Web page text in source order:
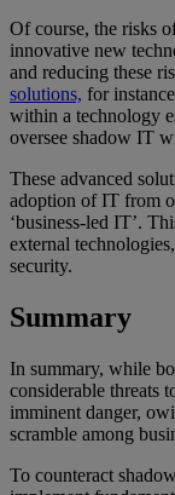
Of course, the risks
innovative new
and reducing these
solutions, for
within a technology
oversee shadow IT
These advanced
adoption of IT from
‘business-led IT’.
external
security.
Summary
In summary, while
considerable threats
imminent danger,
scramble among
To counteract